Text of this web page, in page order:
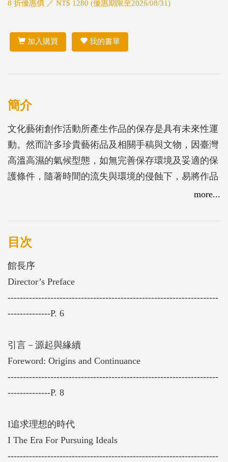
8 折優惠價 ／ NT$ 1280 (優惠期限至2026/08/31)
加入購買 我的書單
簡介
文化藝術創作活動所產生作品的保存是具有未來性運
動。然而許多珍貴藝術品及相關手稿與文物，因臺灣
高溫高濕的氣候型態，如無完善保存環境及妥適的保
護條件，隨著時間的流失與環境的侵蝕下，易將作品
置於損壞的風險中。文化部深感臺灣藝術史重建與珍
灣美術館（以下簡稱國美館）執行「文化部藝術品及
相關檔案搶救修復寄藏計畫」（以下簡稱本計畫），
藝術家作品予以保存修復，除提供寄藏保存空間，更
以搶救修復為標的。本計畫作品申請寄藏共有59件、
陳植棋、莊世和、楊三郎及劉啟祥等臺灣前輩藝術
痕、起甲、剝落及缺失等劣化，基底材鬆弛或結構不
穩定等，影響作品的美學價值及縮短其生命歷程，需
產，國美館以協力者的身份，結合藝術家家屬及專業
份心力。本專輯以美術史及修復兩個面向，針對計畫
中修復完成的作品，分別撰述以西元一九二○至一九
more...
目次
館長序
Director’s Preface
---------------------------------------------------------------------
--------------P. 6
引言－源起與緣續
Foreword: Origins and Continuance
---------------------------------------------------------------------
--------------P. 8
I追求理想的時代
I The Era For Pursuing Ideals
---------------------------------------------------------------------